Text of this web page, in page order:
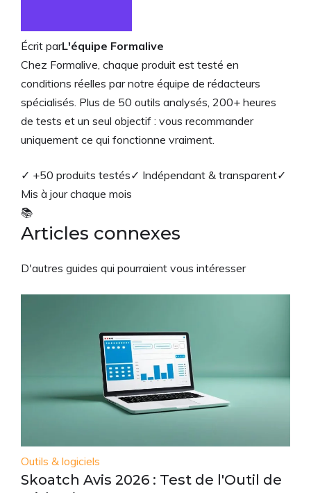
Écrit parL'équipe Formalive
Chez Formalive, chaque produit est testé en
conditions réelles par notre équipe de rédacteurs
spécialisés. Plus de 50 outils analysés, 200+ heures
de tests et un seul objectif : vous recommander
uniquement ce qui fonctionne vraiment.
✓ +50 produits testés✓ Indépendant & transparent✓
Mis à jour chaque mois
📚
Articles connexes
D'autres guides qui pourraient vous intéresser
Outils & logiciels
Skoatch Avis 2026 : Test de l'Outil de